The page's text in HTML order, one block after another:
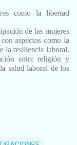
como la libertad
de las mujeres
conaspectos como la
la resiliencia laboral.
entre religión y
salud laboral de los